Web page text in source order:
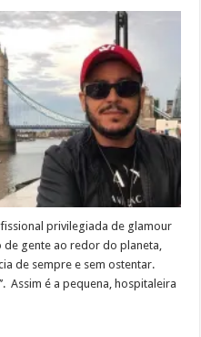
privilegiada de glamour
de gente ao redor do planeta,
de sempre e sem ostentar.
Assim é a pequena, hospitaleira